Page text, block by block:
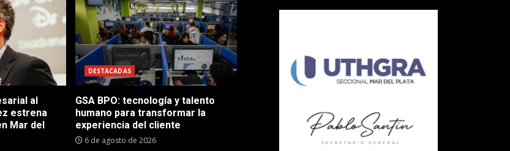
al
estrena
Mar del
DESTACADAS
GSA BPO: tecnología y talento
humano para transformar la
experiencia del cliente
6 de agosto de 2026